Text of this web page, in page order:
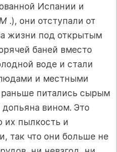
Испании и
.), они отступали от
жизни под открытым
баней вместо
воде и стали
и местными
раньше питались сырым
вином. Это
их пылкость и
так что они больше не